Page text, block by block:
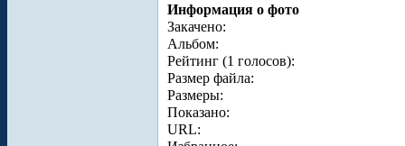
Информация о фото
Закачено:
Альбом:
Рейтинг (1 голосов):
Размер файла:
Размеры:
Показано:
URL: